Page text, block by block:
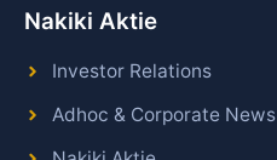
Nakiki Aktie
Investor Relations
Adhoc & Corporate News